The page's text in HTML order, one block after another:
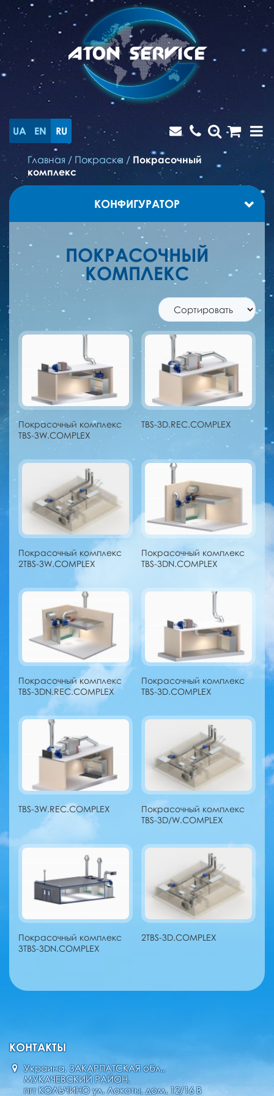
UA EN RU
Главная / Покраска / Покрасочный
комплекс
КОНФИГУРАТОР
ПОКРАСОЧНЫЙ
КОМПЛЕКС
Покрасочный комплекс
TBS-3W.COMPLEX
TBS-3D.REC.COMPLEX
Покрасочный комплекс
2TBS-3W.COMPLEX
Покрасочный комплекс
TBS-3DN.COMPLEX
Покрасочный комплекс
TBS-3DN.REC.COMPLEX
Покрасочный комплекс
TBS-3D.COMPLEX
TBS-3W.REC.COMPLEX
Покрасочный комплекс
TBS-3D/W.COMPLEX
Покрасочный комплекс
3TBS-3DN.COMPLEX
2TBS-3D.COMPLEX
КОНТАКТЫ
Украина, ЗАКАРПАТСКАЯ обл.,
МУКАЧЕВСКИЙ РАЙОН,
пгт КОЛЬЧИНО ул. Локоты, дом. 12/16 В